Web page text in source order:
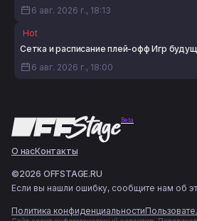
6 авг. 2026 г., 18:13
Hot
Сетка и расписание плей-офф Игр
6 авг. 2026 г., 18:00
Beta
О насКонтакты
©2026 OFFSTAGE.RU
Если вы нашли ошибку, сообщите нам об
Политика конфиденциальности